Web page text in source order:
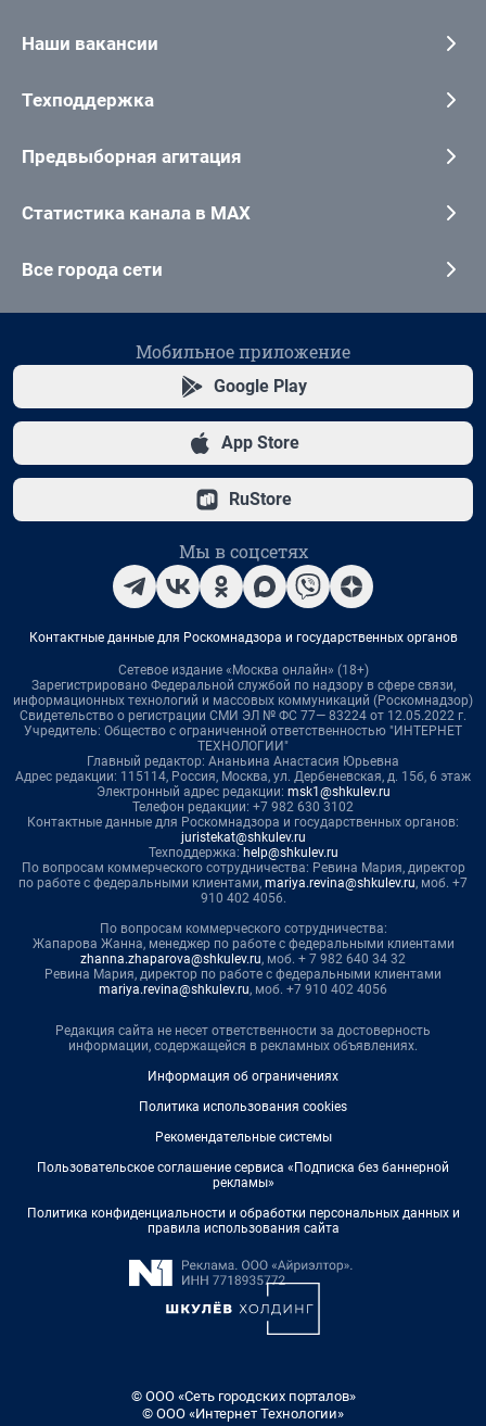
Наши вакансии
Техподдержка
Предвыборная агитация
Статистика канала в MAX
Все города сети
Мобильное приложение
Google Play
App Store
RuStore
Мы в соцсетях
Контактные данные для Роскомнадзора и государственных органов
Сетевое издание «Москва онлайн» (18+)
Зарегистрировано Федеральной службой по надзору в сфере связи,
информационных технологий и массовых коммуникаций (Роскомнадзор)
Свидетельство о регистрации СМИ ЭЛ № ФС 77— 83224 от 12.05.2022 г.
Учредитель: Общество с ограниченной ответственностью "ИНТЕРНЕТ
ТЕХНОЛОГИИ"
Главный редактор: Ананьина Анастасия Юрьевна
Адрес редакции: 115114, Россия, Москва, ул. Дербеневская, д. 15б, 6 этаж
Электронный адрес редакции: msk1@shkulev.ru
Телефон редакции: +7 982 630 3102
Контактные данные для Роскомнадзора и государственных органов:
juristekat@shkulev.ru
Техподдержка: help@shkulev.ru
По вопросам коммерческого сотрудничества: Ревина Мария, директор
по работе с федеральными клиентами, mariya.revina@shkulev.ru, моб. +7
910 402 4056.
По вопросам коммерческого сотрудничества:
Жапарова Жанна, менеджер по работе с федеральными клиентами
zhanna.zhaparova@shkulev.ru, моб. + 7 982 640 34 32
Ревина Мария, директор по работе с федеральными клиентами
mariya.revina@shkulev.ru, моб. +7 910 402 4056
Редакция сайта не несет ответственности за достоверность
информации, содержащейся в рекламных объявлениях.
Информация об ограничениях
Политика использования cookies
Рекомендательные системы
Пользовательское соглашение сервиса «Подписка без баннерной
рекламы»
Политика конфиденциальности и обработки персональных данных и
правила использования сайта
© ООО «Сеть городских порталов»
© ООО «Интернет Технологии»